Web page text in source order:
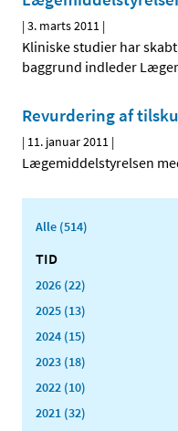
|3. marts 2011 |
Kliniske studier har
baggrund indleder
Revurdering af
| 11. januar 2011 |
Lægemiddelstyrelsen
Alle (514)
TID
2026 (22)
2025 (13)
2024 (15)
2023 (18)
2022 (10)
2021 (32)